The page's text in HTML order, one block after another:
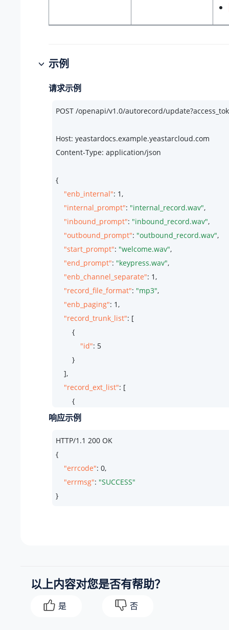
示例
请求示例
POST /openapi/v1.0/autorecord/
Host: yeastardocs.example.yeastarcloud.com
Content-Type: application/json
{
"enb_internal": 1,
"internal_prompt": "internal_record.wav",
"inbound_prompt": "inbound_record.wav",
"outbound_prompt": "outbound_record.wav",
"start_prompt": "welcome.wav",
"end_prompt": "keypress.wav",
"enb_channel_separate": 1,
"record_file_format": "mp3",
"enb_paging": 1,
"record_trunk_list": [
        {
"id": 5
        }
    ],
"record_ext_list": [
        {
"id"
"enb_continue_record_on_transfer"
        }
    ],
"record_conference_list"
        {
"id": 5
    ],
响应示例
HTTP/1.1 200 OK
{
"errcode": 0,
"errmsg": "SUCCESS"
}
以上内容对您是否有帮助？
是 否